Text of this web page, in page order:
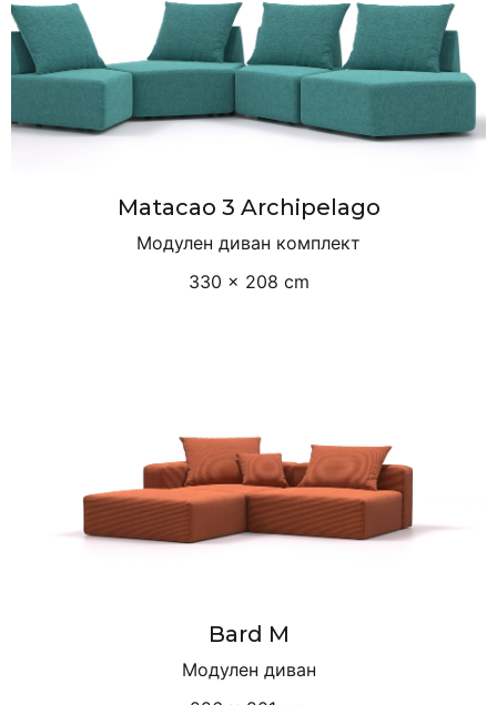
Matacao 3 Archipelago
Модулен диван комплект
330 × 208 cm
Bard M
Модулен диван